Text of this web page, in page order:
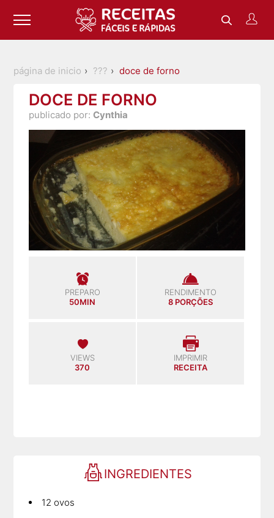
página de inicio ??? doce de forno
DOCE DE FORNO
publicado por: Cynthia
PREPARO
50MIN
RENDIMENTO
8 PORÇÕES
VIEWS
370
IMPRIMIR
RECEITA
INGREDIENTES
12 ovos